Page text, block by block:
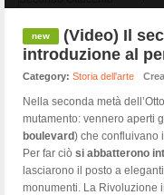
(Video) Il
introduzione al
Category: Storia dell'arte
Nella seconda metà
mutamento: vennero aperti
boulevard) che confluivano
Per far ciò si abbatterono
lasciarono il posto a
monumenti. La Rivoluzione